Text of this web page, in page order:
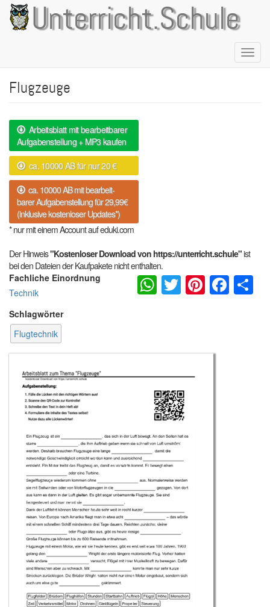
Direkt
zum
Inhalt
Unterricht.Schule
Flugzeuge
Arbeitsblatt mit bearbeitbarer
Aufgabenstellung + MP3 kaufen
ca. 10000 AB für nur 20 €
ca. 10000 AB mit bearbeit-
barer Aufgabenstellung für 29,99€
(inklusive kostenloser Updates*)
* nur mit einem Account auf eduki.com
Der Hinweis"Kostenloser Download von https://unterricht.schule"ist
bei den Dateien der Kaufpakete nicht enthalten.
Fachliche Einordnung
Technik
Schlagwörter
Flugtechnik
WhatsApp
Twitter